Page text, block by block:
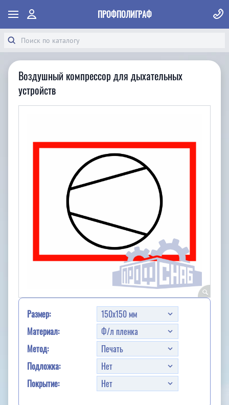
ПРОФПОЛИГРАФ
Воздушный компрессор для дыхательных
устройств
Размер:
Материал:
Метод:
Подложка:
Покрытие: